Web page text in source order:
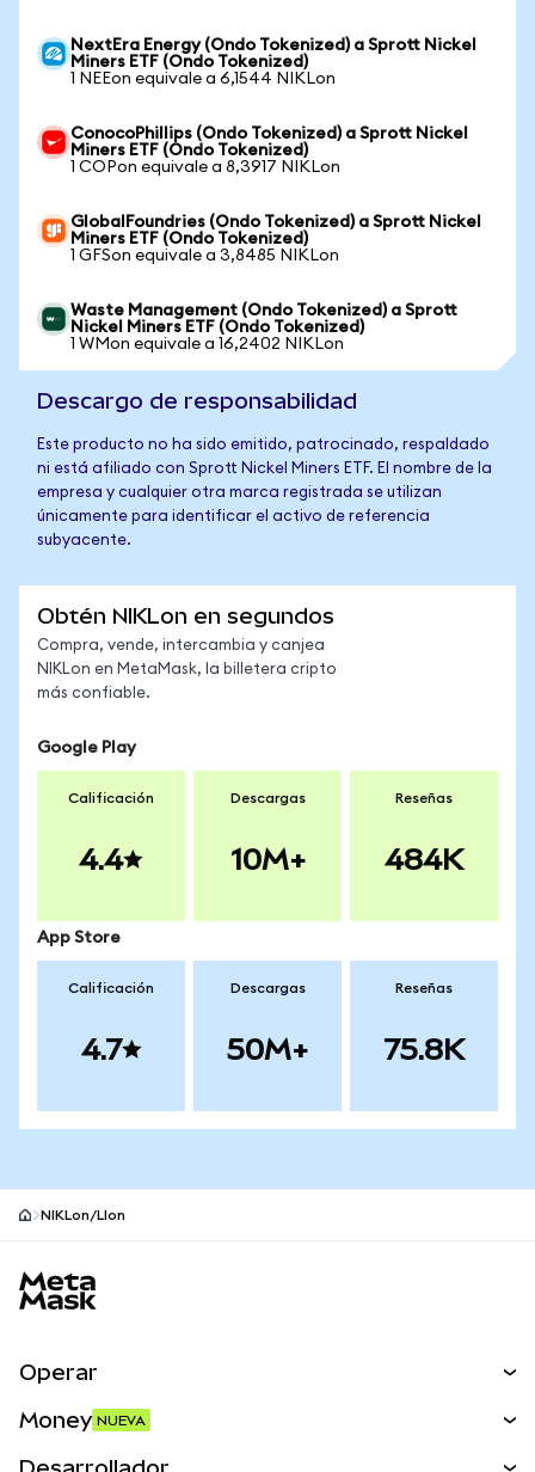
NextEra Energy (Ondo Tokenized) a Sprott Nickel
Miners ETF (Ondo Tokenized)
1 NEEon equivale a 6,1544 NIKLon
ConocoPhillips (Ondo Tokenized) a Sprott Nickel
Miners ETF (Ondo Tokenized)
1 COPon equivale a 8,3917 NIKLon
GlobalFoundries (Ondo Tokenized) a Sprott Nickel
Miners ETF (Ondo Tokenized)
1 GFSon equivale a 3,8485 NIKLon
Waste Management (Ondo Tokenized) a Sprott
Nickel Miners ETF (Ondo Tokenized)
1 WMon equivale a 16,2402 NIKLon
Descargo de responsabilidad
Este producto no ha sido emitido, patrocinado, respaldado
ni está afiliado con Sprott Nickel Miners ETF. El nombre de la
empresa y cualquier otra marca registrada se utilizan
únicamente para identificar el activo de referencia
subyacente.
Obtén NIKLon en segundos
Compra, vende, intercambia y canjea
NIKLon en MetaMask, la billetera cripto
más confiable.
Google Play
Calificación
4.4
Descargas
10M+
Reseñas
484K
App Store
Calificación
4.7
Descargas
50M+
Reseñas
75.8K
NIKLon/LIon
Operar
Money NUEVA